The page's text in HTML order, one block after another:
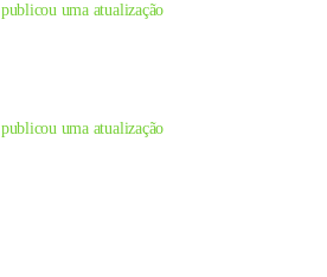
publicou uma atualização
publicou uma atualização